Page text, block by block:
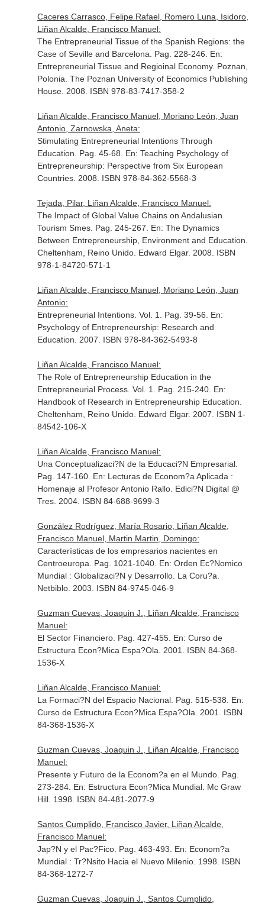
Caceres Carrasco, Felipe Rafael, Romero Luna, Isidoro,
Liñan Alcalde, Francisco Manuel:
The Entrepreneurial Tissue of the Spanish Regions: the
Case of Seville and Barcelona. Pag. 228-246. En:
Entrepreneurial Tissue and Regioinal Economy. Poznan,
Polonia. The Poznan University of Economics Publishing
House. 2008. ISBN 978-83-7417-358-2
Liñan Alcalde, Francisco Manuel, Moriano León, Juan
Antonio, Zarnowska, Aneta:
Stimulating Entrepreneurial Intentions Through
Education. Pag. 45-68. En: Teaching Psychology of
Entrepreneurship: Perspective from Six European
Countries. 2008. ISBN 978-84-362-5568-3
Tejada, Pilar, Liñan Alcalde, Francisco Manuel:
The Impact of Global Value Chains on Andalusian
Tourism Smes. Pag. 245-267. En: The Dynamics
Between Entrepreneurship, Environment and Education
Cheltenham, Reino Unido. Edward Elgar. 2008. ISBN
978-1-84720-571-1
Liñan Alcalde, Francisco Manuel, Moriano León, Juan
Antonio:
Entrepreneurial Intentions. Vol. 1. Pag. 39-56. En:
Psychology of Entrepreneurship: Research and
Education . 2007. ISBN 978-84-362-5493-8
Liñan Alcalde, Francisco Manuel:
The Role of Entrepreneurship Education in the
Entrepreneurial Process. Vol. 1. Pag. 215-240. En:
Handbook of Research in Entrepreneurship Education
Cheltenham, Reino Unido. Edward Elgar. 2007. ISBN 1-
84542-106-X
Liñan Alcalde, Francisco Manuel:
Una Conceptualizaci?N de la Educaci?N Empresarial.
Pag. 147-160. En: Lecturas de Econom?a Aplicada :
Homenaje al Profesor Antonio Rallo. Edici?N Digital @
Tres. 2004. ISBN 84-688-9699-3
González Rodríguez, María Rosario, Liñan Alcalde,
Francisco Manuel, Martin Martin, Domingo:
Características de los empresarios nacientes en
Centroeuropa. Pag. 1021-1040. En: Orden Ec?Nomico
Mundial : Globalizaci?N y Desarrollo. La Coru?a.
Netbiblo. 2003. ISBN 84-9745-046-9
Guzman Cuevas, Joaquin J., Liñan Alcalde, Francisco
Manuel:
El Sector Financiero. Pag. 427-455. En: Curso de
Estructura Econ?Mica Espa?Ola . 2001. ISBN 84-368-
1536-X
Liñan Alcalde, Francisco Manuel:
La Formaci?N del Espacio Nacional. Pag. 515-538. En:
Curso de Estructura Econ?Mica Espa?Ola . 2001. ISBN
84-368-1536-X
Guzman Cuevas, Joaquin J., Liñan Alcalde, Francisco
Manuel:
Presente y Futuro de la Econom?a en el Mundo. Pag.
273-284. En: Estructura Econ?Mica Mundial. Mc Graw
Hill. 1998. ISBN 84-481-2077-9
Santos Cumplido, Francisco Javier, Liñan Alcalde,
Francisco Manuel:
Jap?N y el Pac?Fico. Pag. 463-493. En: Econom?a
Mundial : Tr?Nsito Hacia el Nuevo Milenio. 1998. ISBN
84-368-1272-7
Guzman Cuevas, Joaquin J., Santos Cumplido,